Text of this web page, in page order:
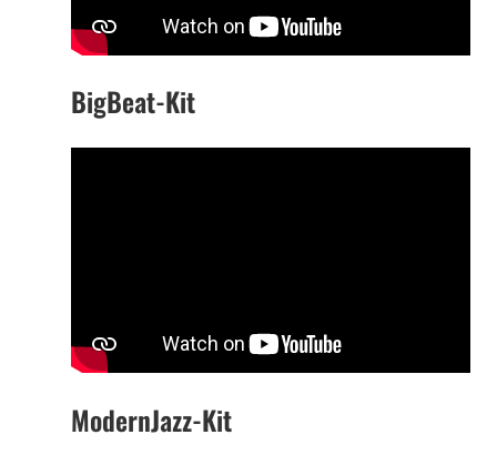
BigBeat-Kit
ModernJazz-Kit